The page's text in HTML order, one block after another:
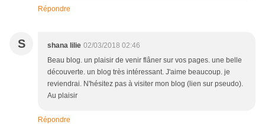
Répondre
S shana lilie 02/03/2018 02:46
Beau blog. un plaisir de venir flâner sur vos pages. une belle
découverte. un blog très intéressant. J'aime beaucoup. je
reviendrai. N'hésitez pas à visiter mon blog (lien sur pseudo).
Au plaisir
Répondre